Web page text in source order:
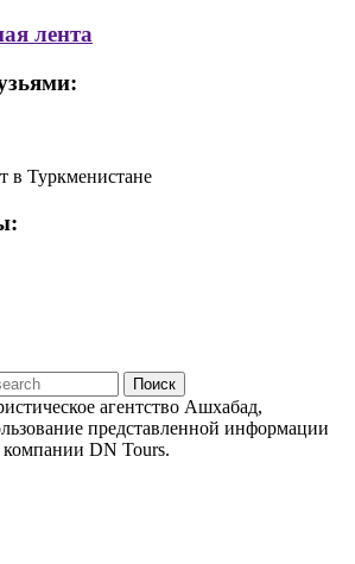
лента
агентство Ашхабад,
представленной информации
компании DN Tours.